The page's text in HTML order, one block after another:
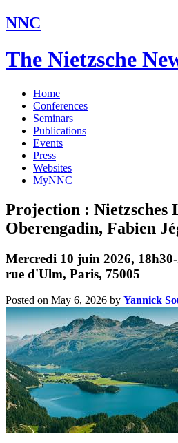
NNC
The Nietzsche
Home
Conferences
Seminars
Publications
Events
Press
Websites
MyNNC
Projection : Nietzsches
Oberengadin, Fabien
Mercredi 10 juin 2026,
rue d'Ulm, Paris, 75005
Posted on May 6, 2026 by Yannick